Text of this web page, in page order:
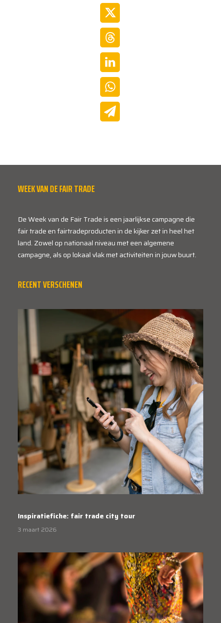
WEEK VAN DE FAIR TRADE
De Week van de Fair Trade is een jaarlijkse campagne die
fair trade en fairtradeproducten in de kijker zet in heel het
land. Zowel op nationaal niveau met een algemene
campagne, als op lokaal vlak met activiteiten in jouw buurt.
RECENT VERSCHENEN
Inspiratiefiche: fair trade city tour
3 maart 2026